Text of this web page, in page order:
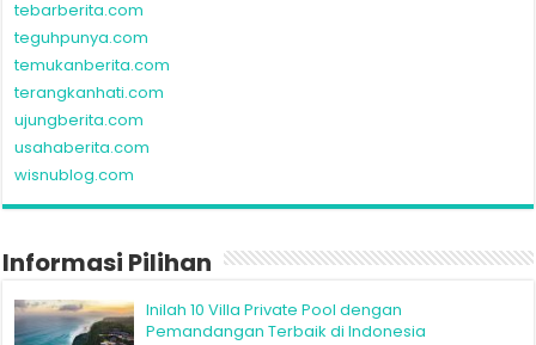
tebarberita.com
teguhpunya.com
temukanberita.com
terangkanhati.com
ujungberita.com
usahaberita.com
wisnublog.com
Informasi Pilihan
Inilah 10 Villa Private Pool dengan
Pemandangan Terbaik di Indonesia